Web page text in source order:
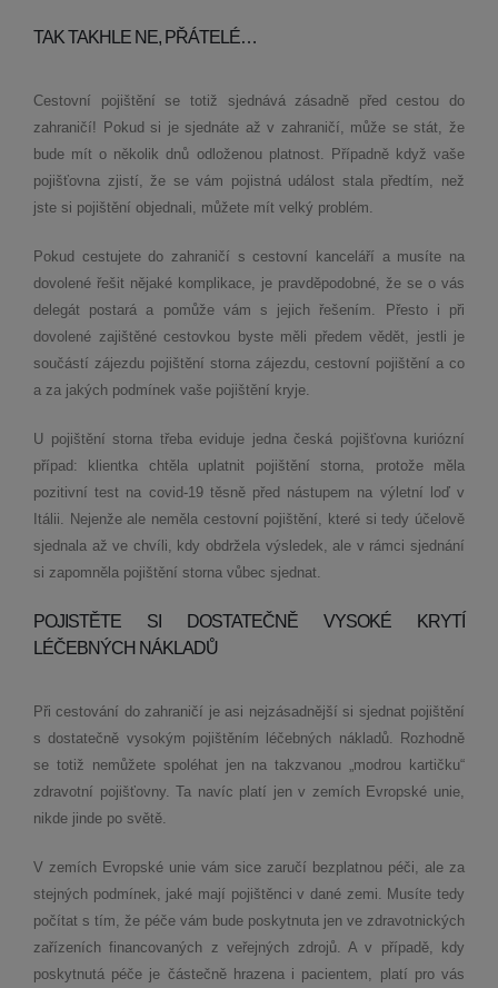
TAK TAKHLE NE, PŘÁTELÉ…
Cestovní pojištění se totiž sjednává zásadně před cestou do
zahraničí! Pokud si je sjednáte až v zahraničí, může se stát, že
bude mít o několik dnů odloženou platnost. Případně když vaše
pojišťovna zjistí, že se vám pojistná událost stala předtím, než
jste si pojištění objednali, můžete mít velký problém.
Pokud cestujete do zahraničí s cestovní kanceláří a musíte na
dovolené řešit nějaké komplikace, je pravděpodobné, že se o vás
delegát postará a pomůže vám s jejich řešením. Přesto i při
dovolené zajištěné cestovkou byste měli předem vědět, jestli je
součástí zájezdu pojištění storna zájezdu, cestovní pojištění a co
a za jakých podmínek vaše pojištění kryje.
U pojištění storna třeba eviduje jedna česká pojišťovna kuriózní
případ: klientka chtěla uplatnit pojištění storna, protože měla
pozitivní test na covid­‑19 těsně před nástupem na výletní loď v
Itálii. Nejenže ale neměla cestovní pojištění, které si tedy účelově
sjednala až ve chvíli, kdy obdržela výsledek, ale v rámci sjednání
si zapomněla pojištění storna vůbec sjednat.
POJISTĚTE SI DOSTATEČNĚ VYSOKÉ KRYTÍ
LÉČEBNÝCH NÁKLADŮ
Při cestování do zahraničí je asi nejzásadnější si sjednat pojištění
s dostatečně vysokým pojištěním léčebných nákladů. Rozhodně
se totiž nemůžete spoléhat jen na takzvanou „modrou kartičku“
zdravotní pojišťovny. Ta navíc platí jen v zemích Evropské unie,
nikde jinde po světě.
V zemích Evropské unie vám sice zaručí bezplatnou péči, ale za
stejných podmínek, jaké mají pojištěnci v dané zemi. Musíte tedy
počítat s tím, že péče vám bude poskytnuta jen ve zdravotnických
zařízeních financovaných z veřejných zdrojů. A v případě, kdy
poskytnutá péče je částečně hrazena i pacientem, platí pro vás